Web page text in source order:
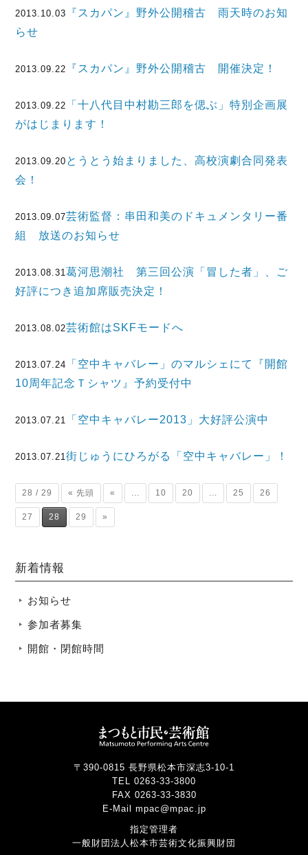
2013.10.03
『スカパン』野外公開稽古 雨天時のお知
らせ
2013.09.22 『スカパン』野外公開稽古 開催決定！
2013.09.22
「十八代目中村勘三郎を偲ぶ」特別企画展
がはじまります！
2013.09.20 とうとう始まりました、高校演劇合同発表
会！
2013.09.07芸術監督：串田和美のドキュメンタリー番
組 放送のお知らせ
2013.08.31葛河思潮社 第三回公演「冒した者」、ご
好評につき追加席販売決定！
2013.08.02芸術館はSKFモードへ
2013.07.24
「空中キャバレー」のマルシェにて『開館
10周年記念Ｔシャツ』予約受付中
2013.07.21 「空中キャバレー2013」大好評公演中
2013.07.21街じゅうにひろがる「空中キャバレー」！
28 / 29 « 先頭 « ... 10 20 ... 25 26
27 28 29 »
新着情報
お知らせ
参加者募集
開館・閉館時間
〒390-0815 長野県松本市深志3-10-1
TEL 0263-33-3800
FAX 0263-33-3830
E-Mail mpac@mpac.jp
指定管理者
一般財団法人松本市芸術文化振興財団